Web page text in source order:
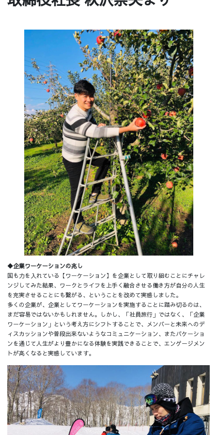
◆企業ワーケーションの兆し
国も力を入れている【ワーケーション】を企業として取り組むことにチャレ
ンジしてみた結果、ワークとライフを上手く融合させる働き方が自分の人生
を充実させることにも繋がる、ということを改めて実感しました。
多くの企業が、企業としてワーケーションを実施することに踏み切るのは、
まだ容易ではないかもしれません。しかし、「社員旅行」ではなく、「企業
ワーケーション」という考え方にシフトすることで、メンバーと未来へのデ
ィスカッションや普段出来ないようなコミュニケーション、またバケーショ
ンを通じて人生がより豊かになる体験を実践できることで、エンゲージメン
トが高くなると実感しています。